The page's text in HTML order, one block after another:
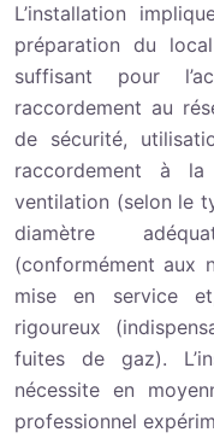
L’installation
préparation du
suffisant pour
raccordement au
de sécurité,
raccordement à
ventilation (selon le
diamètre
(conformément aux
mise en service
rigoureux
fuites de gaz).
nécessite en
professionnel